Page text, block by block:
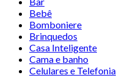
Bebê
Bomboniere
Brinquedos
Casa Inteligente
Cama e banho
Celulares e Telefonia